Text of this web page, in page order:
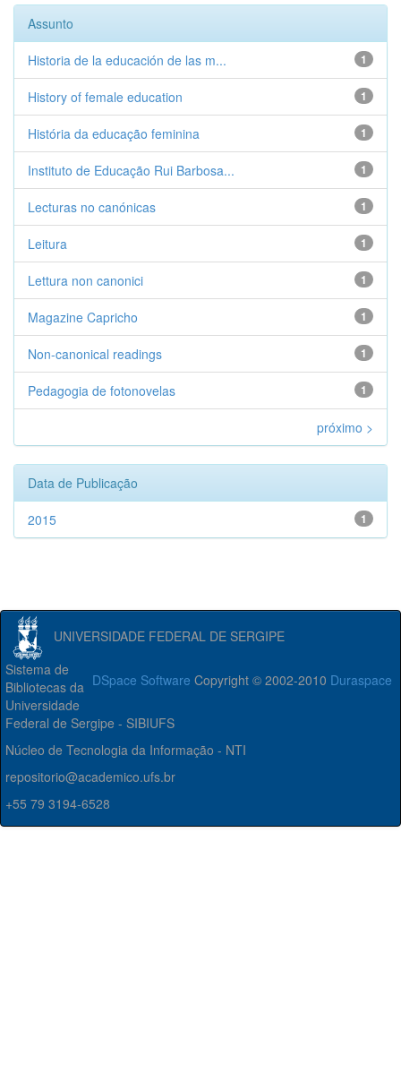
Assunto
1
Historia de la educación de las m...
1
History of female education
1
História da educação feminina
1
Instituto de Educação Rui Barbosa...
1
Lecturas no canónicas
1
Leitura
1
Lettura non canonici
1
Magazine Capricho
1
Non-canonical readings
1
Pedagogia de fotonovelas
próximo >
Data de Publicação
1
2015
UNIVERSIDADE FEDERAL DE SERGIPE
DSpace Software Copyright © 2002-2010 Duraspace
Sistema de
Bibliotecas da
Universidade
Federal de Sergipe - SIBIUFS
Núcleo de Tecnologia da Informação - NTI
repositorio@academico.ufs.br
+55 79 3194-6528